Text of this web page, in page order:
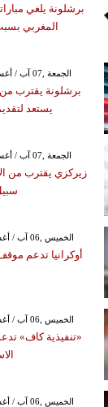
برشلونة يلغي
المغربي
GMT 00:43 2026 الجمعة ,07 آب / أغسطس
برشلونة يقترب من
يستعد
GMT 00:09 2026 الجمعة ,07 آب / أغسطس
زيركزي يقترب من
GMT 21:18 2026 الخميس ,06 آب / أغسطس
أوكرانيا تدعم
GMT 21:11 2026 الخميس ,06 آب / أغسطس
«تنفيذية كاف»
GMT 01:52 2026 الخميس ,06 آب / أغسطس